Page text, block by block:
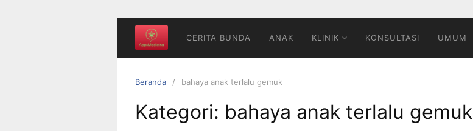
CERITA BUNDA ANAK KLINIK KONSULTASI UMUM
Beranda bahaya anak terlalu gemuk
Kategori: bahaya anak terlalu gemuk